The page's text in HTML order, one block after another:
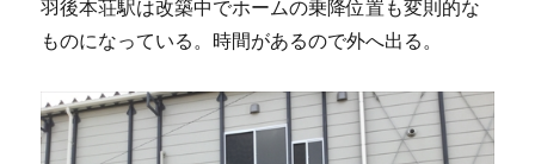
羽後本荘駅は改築中でホームの乗降位置も変則的な
ものになっている。時間があるので外へ出る。